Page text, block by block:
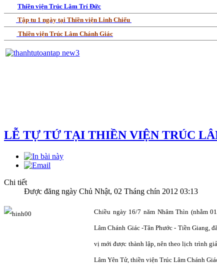
Thiền viện Trúc Lâm Trí Đức
Tập tu 1 ngày tại Thiền viện Linh Chiếu
Thiền viện Trúc Lâm Chánh Giác
LỄ TỰ TỨ TẠI THIỀN VIỆN TRÚC
Chi tiết
Được đăng ngày Chủ Nhật, 02 Tháng chín 2012 03:13
Chiều ngày 16/7 năm Nhâm Thìn (nhằm
Lâm Chánh Giác -Tân Phước - Tiền Giang,
vị mới được thành lập, nên theo lịch trình
Lâm Yên Tử, thiền viện Trúc Lâm Chánh